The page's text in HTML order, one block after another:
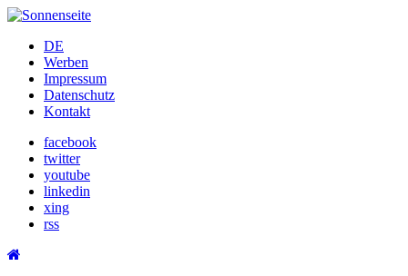
Skip
contentDE
Werben
Impressum
Datenschutz
Kontakt
facebook
twitter
youtube
linkedin
xing
rss